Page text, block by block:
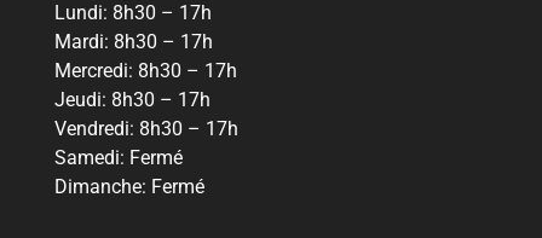
Lundi: 8h30 – 17h
Mardi: 8h30 – 17h
Mercredi: 8h30 – 17h
Jeudi: 8h30 – 17h
Vendredi: 8h30 – 17h
Samedi: Fermé
Dimanche: Fermé